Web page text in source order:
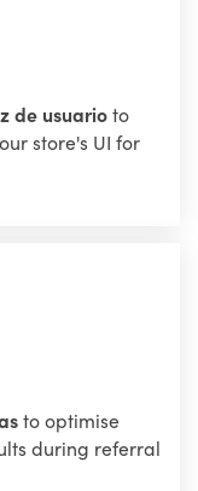
de usuarioto
store's UI for
to optimise
during referral